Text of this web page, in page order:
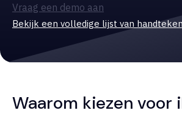
Vraag een demo aan
Bekijk een volledige lijst van
Waarom kiezen voor